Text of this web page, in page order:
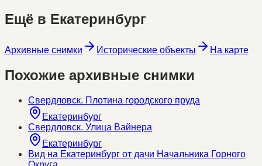
Ещё в Екатеринбург
Архивные снимки Исторические объекты На карте
Похожие архивные снимки
Свердловск. Плотина городского пруда
Екатеринбург
Свердловск. Улица Вайнера
Екатеринбург
Вид на Екатеринбург от дачи Начальника Горного